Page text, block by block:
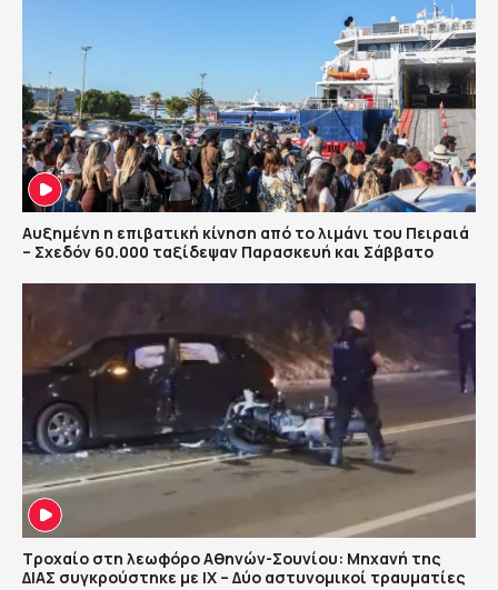
Αυξημένη η επιβατική κίνηση από το λιμάνι του Πειραιά
– Σχεδόν 60.000 ταξίδεψαν Παρασκευή και Σάββατο
Τροχαίο στη λεωφόρο Αθηνών-Σουνίου: Μηχανή της
ΔΙΑΣ συγκρούστηκε με ΙΧ – Δύο αστυνομικοί τραυματίες